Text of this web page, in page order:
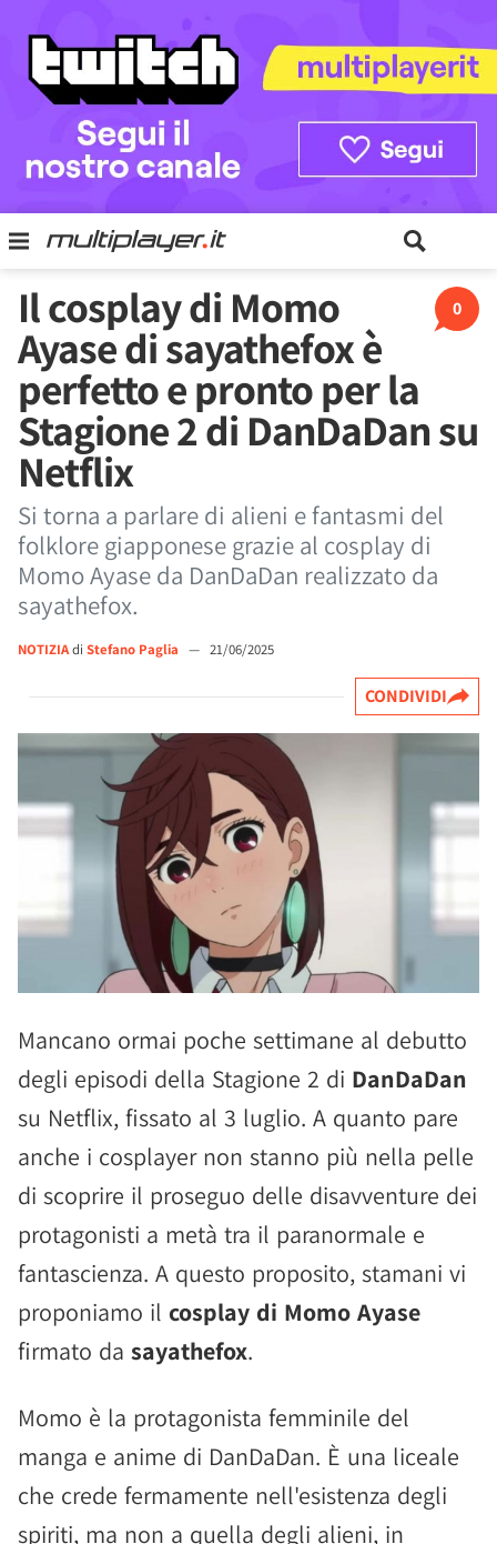
0
Il cosplay di Momo
Ayase di sayathefox è
perfetto e pronto per la
Stagione 2 di DanDaDan su
Netflix
Si torna a parlare di alieni e fantasmi del
folklore giapponese grazie al cosplay di
Momo Ayase da DanDaDan realizzato da
sayathefox.
NOTIZIAdi Stefano Paglia — 21/06/2025
CONDIVIDI
Mancano ormai poche settimane al debutto
degli episodi della Stagione 2 di DanDaDan
su Netflix, fissato al 3 luglio. A quanto pare
anche i cosplayer non stanno più nella pelle
di scoprire il proseguo delle disavventure dei
protagonisti a metà tra il paranormale e
fantascienza. A questo proposito, stamani vi
proponiamo il cosplay di Momo Ayase
firmato da sayathefox.
Momo è la protagonista femminile del
manga e anime di DanDaDan. È una liceale
che crede fermamente nell'esistenza degli
spiriti, ma non a quella degli alieni, in